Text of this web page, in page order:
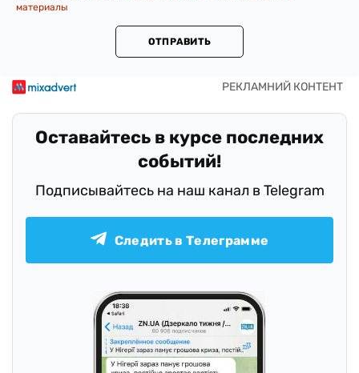
материалы
ОТПРАВИТЬ
Оставайтесь в курсе последних
событий!
Подписывайтесь на наш канал в Telegram
Следить в Телеграмме